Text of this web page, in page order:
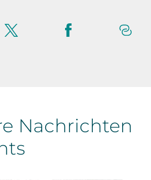
Nachrichten